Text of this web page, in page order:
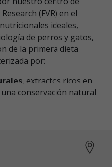
(FVR) en el
ideales,
de perros y gatos,
de la primera dieta
por:
, extractos ricos en
conservación natural